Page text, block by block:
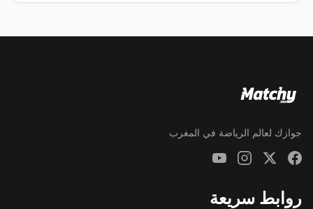
جوازك لعالم الرياضة في المغرب
روابط سريعة